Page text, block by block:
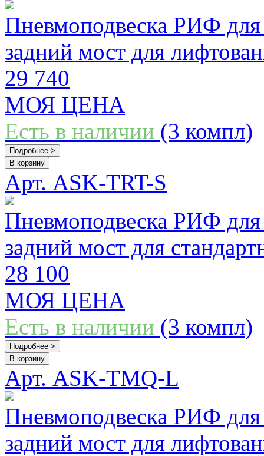
Пневмоподвеска РИФ
задний мост для
29 740
МОЯ ЦЕНА
Есть в наличии (3 компл)
Подробнее >
В корзину
Арт. ASK-TRT-S
Пневмоподвеска РИФ
задний мост для
28 100
МОЯ ЦЕНА
Есть в наличии (3 компл)
Подробнее >
В корзину
Арт. ASK-TMQ-L
Пневмоподвеска РИФ
задний мост для